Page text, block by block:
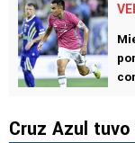
Cruz Azul